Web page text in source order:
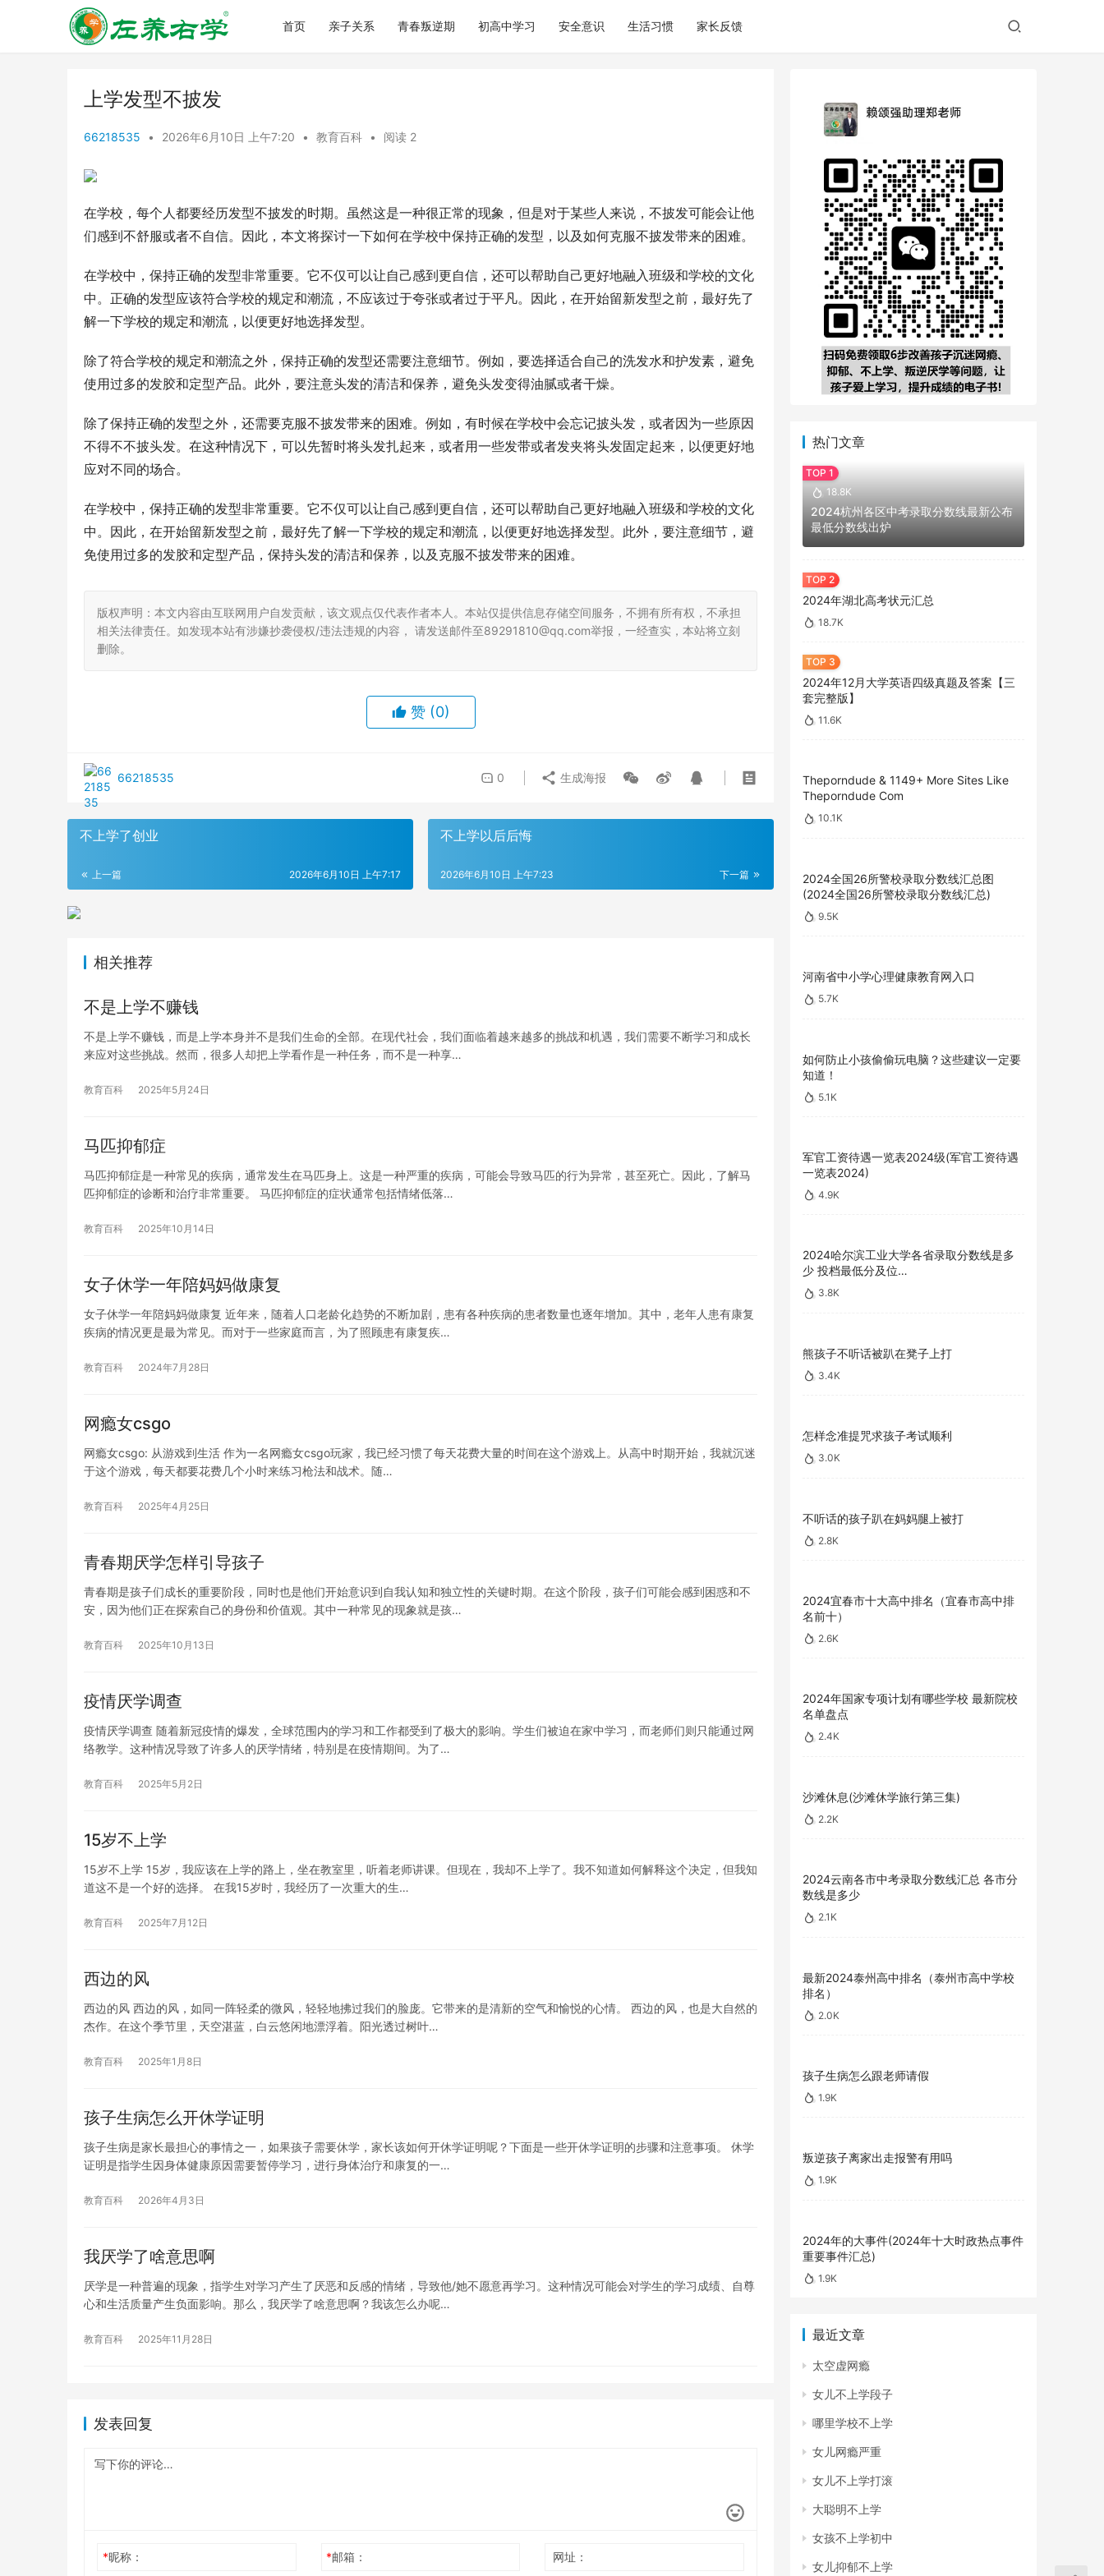
首页 亲子关系 青春叛逆期 初高中学习 安全意识 生活习惯 家长反馈
上学发型不披发
66218535 • 2026年6月10日 上午7:20 • 教育百科 • 阅读 2
在学校，每个人都要经历发型不披发的时期。虽然这是一种很正常的现象，但是对于某些人来说，不披发可能会让他
们感到不舒服或者不自信。因此，本文将探讨一下如何在学校中保持正确的发型，以及如何克服不披发带来的困难。
在学校中，保持正确的发型非常重要。它不仅可以让自己感到更自信，还可以帮助自己更好地融入班级和学校的文化
中。正确的发型应该符合学校的规定和潮流，不应该过于夸张或者过于平凡。因此，在开始留新发型之前，最好先了
解一下学校的规定和潮流，以便更好地选择发型。
除了符合学校的规定和潮流之外，保持正确的发型还需要注意细节。例如，要选择适合自己的洗发水和护发素，避免
使用过多的发胶和定型产品。此外，要注意头发的清洁和保养，避免头发变得油腻或者干燥。
除了保持正确的发型之外，还需要克服不披发带来的困难。例如，有时候在学校中会忘记披头发，或者因为一些原因
不得不不披头发。在这种情况下，可以先暂时将头发扎起来，或者用一些发带或者发夹将头发固定起来，以便更好地
应对不同的场合。
在学校中，保持正确的发型非常重要。它不仅可以让自己感到更自信，还可以帮助自己更好地融入班级和学校的文化
中。因此，在开始留新发型之前，最好先了解一下学校的规定和潮流，以便更好地选择发型。此外，要注意细节，避
免使用过多的发胶和定型产品，保持头发的清洁和保养，以及克服不披发带来的困难。
版权声明：本文内容由互联网用户自发贡献，该文观点仅代表作者本人。本站仅提供信息存储空间服务，不拥有所有权，不承担
相关法律责任。如发现本站有涉嫌抄袭侵权/违法违规的内容， 请发送邮件至89291810@qq.com举报，一经查实，本站将立刻
删除。
赞 (0)
66218535 0 生成海报
不上学了创业
上一篇 2026年6月10日 上午7:17
不上学以后后悔
下一篇
2026年6月10日 上午7:23
相关推荐
不是上学不赚钱
不是上学不赚钱，而是上学本身并不是我们生命的全部。在现代社会，我们面临着越来越多的挑战和机遇，我们需要不断学习和成长
来应对这些挑战。然而，很多人却把上学看作是一种任务，而不是一种享…
教育百科 2025年5月24日
马匹抑郁症
马匹抑郁症是一种常见的疾病，通常发生在马匹身上。这是一种严重的疾病，可能会导致马匹的行为异常，甚至死亡。因此，了解马
匹抑郁症的诊断和治疗非常重要。 马匹抑郁症的症状通常包括情绪低落…
教育百科 2025年10月14日
女子休学一年陪妈妈做康复
女子休学一年陪妈妈做康复 近年来，随着人口老龄化趋势的不断加剧，患有各种疾病的患者数量也逐年增加。其中，老年人患有康复
疾病的情况更是最为常见。而对于一些家庭而言，为了照顾患有康复疾…
教育百科 2024年7月28日
网瘾女csgo
网瘾女csgo: 从游戏到生活 作为一名网瘾女csgo玩家，我已经习惯了每天花费大量的时间在这个游戏上。从高中时期开始，我就沉迷
于这个游戏，每天都要花费几个小时来练习枪法和战术。随…
教育百科 2025年4月25日
青春期厌学怎样引导孩子
青春期是孩子们成长的重要阶段，同时也是他们开始意识到自我认知和独立性的关键时期。在这个阶段，孩子们可能会感到困惑和不
安，因为他们正在探索自己的身份和价值观。其中一种常见的现象就是孩…
教育百科 2025年10月13日
疫情厌学调查
疫情厌学调查 随着新冠疫情的爆发，全球范围内的学习和工作都受到了极大的影响。学生们被迫在家中学习，而老师们则只能通过网
络教学。这种情况导致了许多人的厌学情绪，特别是在疫情期间。为了…
教育百科 2025年5月2日
15岁不上学
15岁不上学 15岁，我应该在上学的路上，坐在教室里，听着老师讲课。但现在，我却不上学了。我不知道如何解释这个决定，但我知
道这不是一个好的选择。 在我15岁时，我经历了一次重大的生…
教育百科 2025年7月12日
西边的风
西边的风 西边的风，如同一阵轻柔的微风，轻轻地拂过我们的脸庞。它带来的是清新的空气和愉悦的心情。 西边的风，也是大自然的
杰作。在这个季节里，天空湛蓝，白云悠闲地漂浮着。阳光透过树叶…
教育百科 2025年1月8日
孩子生病怎么开休学证明
孩子生病是家长最担心的事情之一，如果孩子需要休学，家长该如何开休学证明呢？下面是一些开休学证明的步骤和注意事项。 休学
证明是指学生因身体健康原因需要暂停学习，进行身体治疗和康复的一…
教育百科 2026年4月3日
我厌学了啥意思啊
厌学是一种普遍的现象，指学生对学习产生了厌恶和反感的情绪，导致他/她不愿意再学习。这种情况可能会对学生的学习成绩、自尊
心和生活质量产生负面影响。那么，我厌学了啥意思啊？我该怎么办呢…
教育百科 2025年11月28日
发表回复
*昵称： *邮箱： 网址：
热门文章
18.8K
2024杭州各区中考录取分数线最新公布
最低分数线出炉
2024年湖北高考状元汇总
18.7K
2024年12月大学英语四级真题及答案【三
套完整版】
11.6K
Theporndude & 1149+ More Sites Like
Theporndude Com
10.1K
2024全国26所警校录取分数线汇总图
(2024全国26所警校录取分数线汇总)
9.5K
河南省中小学心理健康教育网入口
5.7K
如何防止小孩偷偷玩电脑？这些建议一定要
知道！
5.1K
军官工资待遇一览表2024级(军官工资待遇
一览表2024)
4.9K
2024哈尔滨工业大学各省录取分数线是多
少 投档最低分及位…
3.8K
熊孩子不听话被趴在凳子上打
3.4K
怎样念准提咒求孩子考试顺利
3.0K
不听话的孩子趴在妈妈腿上被打
2.8K
2024宜春市十大高中排名（宜春市高中排
名前十）
2.6K
2024年国家专项计划有哪些学校 最新院校
名单盘点
2.4K
沙滩休息(沙滩休学旅行第三集)
2.2K
2024云南各市中考录取分数线汇总 各市分
数线是多少
2.1K
最新2024泰州高中排名（泰州市高中学校
排名）
2.0K
孩子生病怎么跟老师请假
1.9K
叛逆孩子离家出走报警有用吗
1.9K
2024年的大事件(2024年十大时政热点事件
重要事件汇总)
1.9K
最近文章
太空虚网瘾
女儿不上学段子
哪里学校不上学
女儿网瘾严重
女儿不上学打滚
大聪明不上学
女孩不上学初中
女儿抑郁不上学